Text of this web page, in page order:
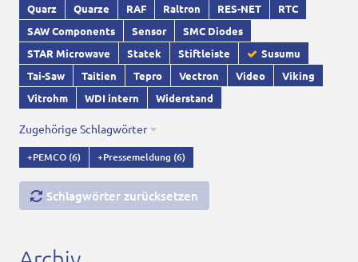
Quarz
Quarze RAF Raltron RES-NET
RTC
SAW Components
Sensor
SMC Diodes
STAR Microwave
Statek Stiftleiste
Susumu
Tai-Saw
Taitien Tepro Vectron Video
Viking
Vitrohm
WDI intern Widerstand
Zugehörige Schlagwörter
+PEMCO (6) +Pressemeldung (6)
Schlagwörter zurücksetzen